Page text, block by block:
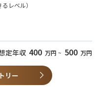
送ルートの計画を立案します。
るか”、“どの地域に、どのよう
してください。
ージャーが行ないます。連携を
以下の業務を行って頂きます。
の作成や、トレーニングプログ
物流の仕組みやマネージメント
レベル）
ための気配りができる方
いう熱意がある方
断ができる方
可
ます
定年収 400 万円 ~ 500 万円
リー